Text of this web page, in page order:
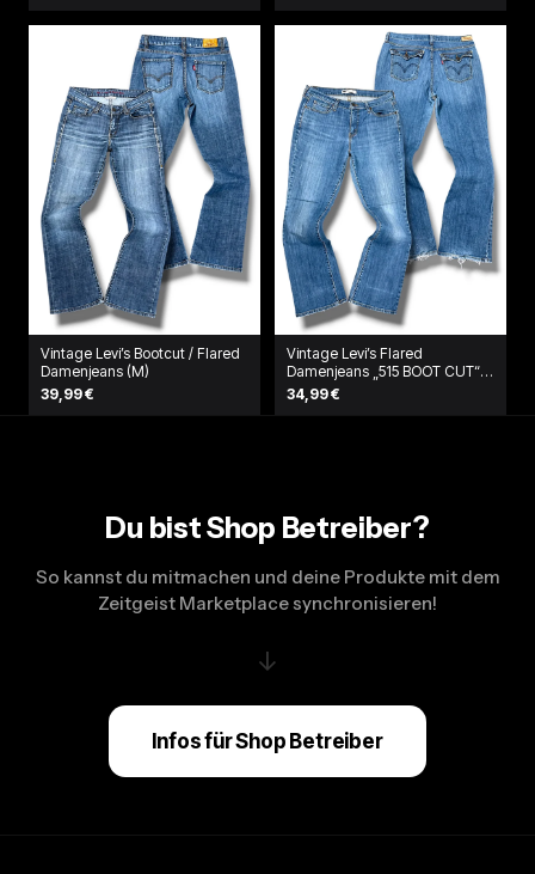
Vintage Levi’s Bootcut / Flared
Damenjeans (M)
39,99 €
Vintage Levi’s Flared
Damenjeans „515 BOOT CUT“
(L)
34,99 €
Du bist Shop Betreiber?
So kannst du mitmachen und deine Produkte mit dem
Zeitgeist Marketplace synchronisieren!
↓
Infos für Shop Betreiber